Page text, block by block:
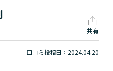
共有
口コミ投稿日：2024.04.20